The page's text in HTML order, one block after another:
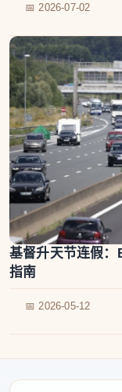
📅 2026-07-02
基督升天节连假
指南
📅 2026-05-12